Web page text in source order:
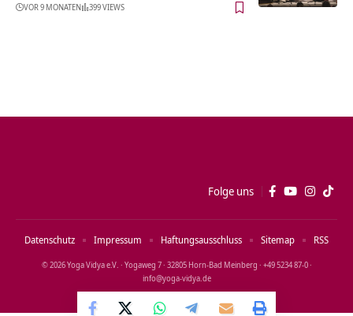
VOR 9 MONATEN 399 VIEWS
Folge uns
© 2026 Yoga Vidya e.V. · Yogaweg 7 · 32805 Horn‑Bad Meinberg · +49 5234 87‑0 ·
info@yoga‑vidya.de
Datenschutz Impressum Haftungsausschluss Sitemap RSS